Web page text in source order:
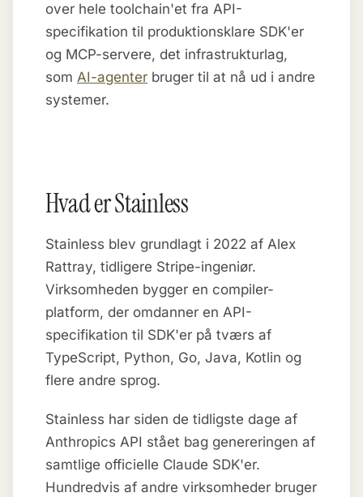
over hele toolchain'et fra API-
specifikation til produktionsklare SDK'er
og MCP-servere, det infrastrukturlag,
som AI-agenter bruger til at nå ud i andre
systemer.
Hvad er Stainless
Stainless blev grundlagt i 2022 af Alex
Rattray, tidligere Stripe-ingeniør.
Virksomheden bygger en compiler-
platform, der omdanner en API-
specifikation til SDK'er på tværs af
TypeScript, Python, Go, Java, Kotlin og
flere andre sprog.
Stainless har siden de tidligste dage af
Anthropics API stået bag genereringen af
samtlige officielle Claude SDK'er.
Hundredvis af andre virksomheder bruger